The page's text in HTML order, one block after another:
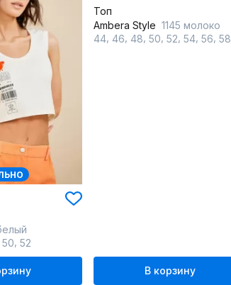
50 52
Топ
Ambera Style 1145 молоко
44 46 48 50 52 54 56 58
В корзину